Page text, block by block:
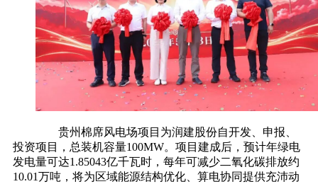
贵州棉席风电场项目为润建股份自开发、申报、
投资项目，总装机容量100MW。项目建成后，预计年绿电
发电量可达1.85043亿千瓦时，每年可减少二氧化碳排放约
10.01万吨，将为区域能源结构优化、算电协同提供充沛动